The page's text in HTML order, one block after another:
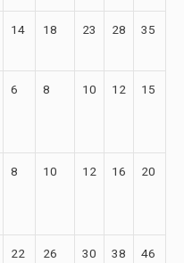
14 18 23 28 35
6 8 10 12 15
8 10 12 16 20
22 26 30 38 46